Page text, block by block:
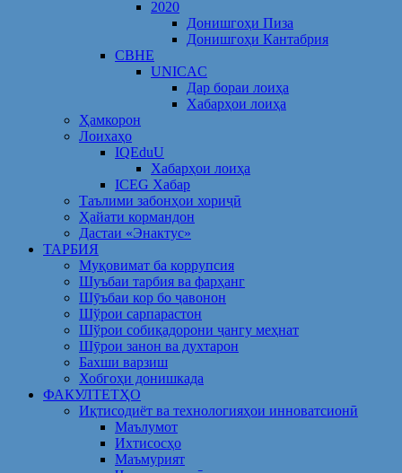
2020
Донишгоҳи Пиза
Донишгоҳи Кантабрия
CBHE
UNICAC
Дар бораи лоиҳа
Хабарҳои лоиҳа
Ҳамкорон
Лоихаҳо
IQEduU
Хабарҳои лоиҳа
ICEG Хабар
Таълими забонҳои хориҷӣ
Ҳайати кормандон
Дастаи «Энактус»
ТАРБИЯ
Муқовимат ба коррупсия
Шуъбаи тарбия ва фарҳанг
Шӯъбаи кор бо ҷавонон
Шўрои сарпарастон
Шўрои собиқадорони ҷангу меҳнат
Шӯрои занон ва духтарон
Бахши варзиш
Хобгоҳи донишкада
ФАКУЛТЕТҲО
Иқтисодиёт ва технологияҳои инноватсионӣ
Маълумот
Ихтисосҳо
Маъмурият